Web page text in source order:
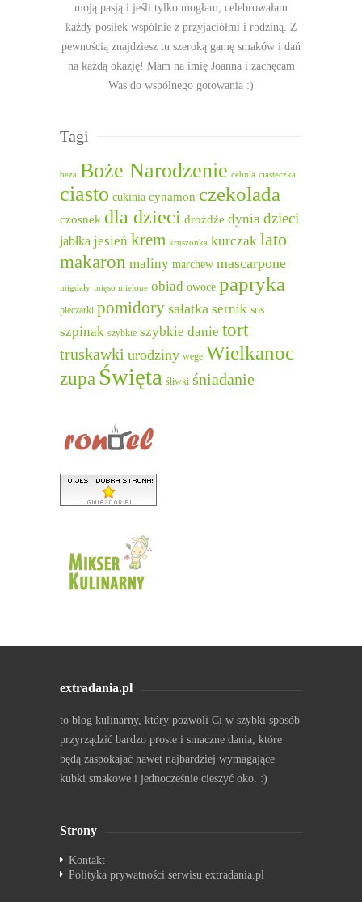
moją pasją i jeśli tylko mogłam, celebrowałam
każdy posiłek wspólnie z przyjaciółmi i rodziną. Z
pewnością znajdziesz tu szeroką gamę smaków i dań
na każdą okazję! Mam na imię Joanna i zachęcam
Was do wspólnego gotowania :)
Tagi
beza Boże Narodzenie cebula ciasteczka
ciasto cukinia cynamon czekolada
czosnek dla dzieci drożdże dynia dzieci
jabłka jesień krem kruszonka kurczak lato
makaron maliny marchew mascarpone
migdały mięso mielone obiad owoce papryka
pieczarki pomidory sałatka sernik sos
szpinak szybkie szybkie danie tort
truskawki urodziny wege Wielkanoc
zupa Święta śliwki śniadanie
extradania.pl
to blog kulinarny, który pozwoli Ci w szybki sposób
przyrządzić bardzo proste i smaczne dania, które
będą zaspokajać nawet najbardziej wymagające
kubki smakowe i jednocześnie cieszyć oko. :)
Strony
Kontakt
Polityka prywatności serwisu extradania.pl